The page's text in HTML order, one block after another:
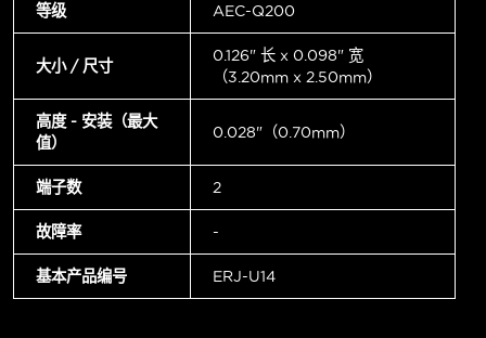
等级 AEC-Q200
大小 / 尺寸
0.126" 长 x 0.098" 宽
（3.20mm x 2.50mm）
高度 - 安装（最大
值）
0.028"（0.70mm）
端子数 2
故障率 -
基本产品编号 ERJ-U14